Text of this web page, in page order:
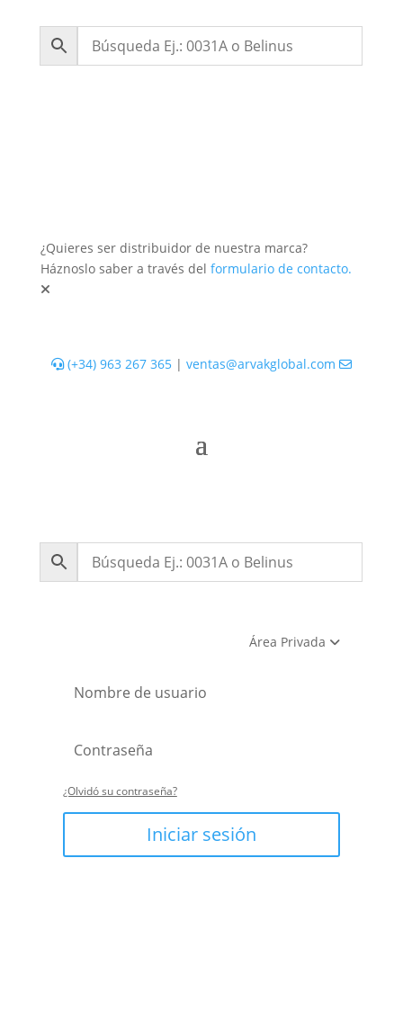
¿Quieres ser distribuidor de nuestra marca?
Háznoslo saber a través del formulario de contacto.
(+34) 963 267 365| ventas@arvakglobal.com
Área Privada
¿Olvidó su contraseña?
Iniciar sesión